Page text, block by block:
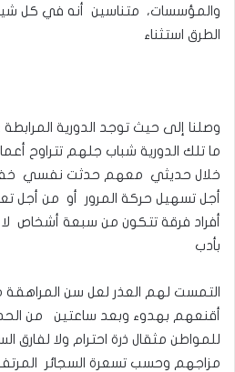
والمؤسسات، متناسين أنه في كل
الطرق استثناء
وصلنا إلى حيث توجد الدورية
ما تلك الدورية شباب جلهم تتراوح
خلال حديثي معهم حدثت نفسي
أجل تسهيل حركة المرور أو من أجل
أفراد فرقة تتكون من سبعة أشخاص
بأدب
التمست لهم العذر لعل سن
أقنعهم بهدوء وبعد ساعتين من
للمواطن مثقال ذرة احترام ولا لفارق
مزاجهم وحسب تسعرة السجائر